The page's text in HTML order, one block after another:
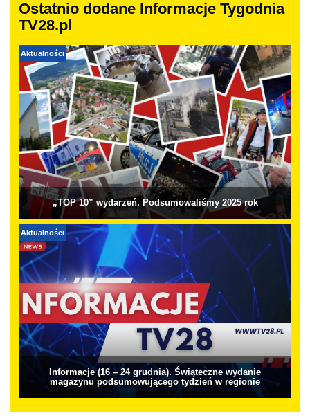
Ostatnio dodane Informacje Tygodnia
TV28.pl
Aktualności
„TOP 10” wydarzeń. Podsumowaliśmy 2025 rok
Aktualności
Informacje (16 – 24 grudnia). Świąteczne wydanie
magazynu podsumowującego tydzień w regionie